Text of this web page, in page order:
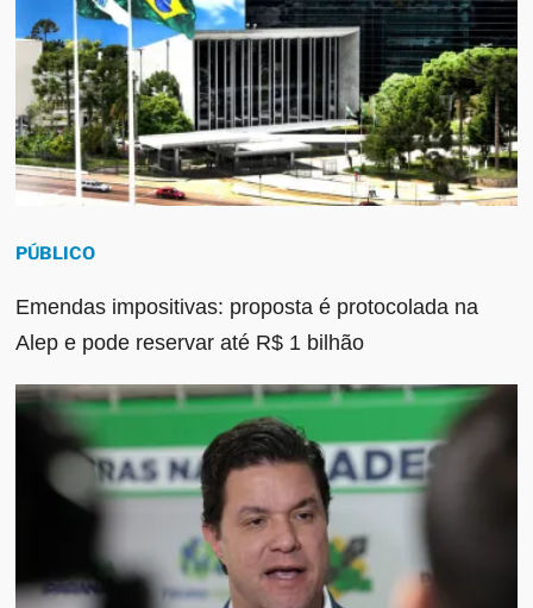
PÚBLICO
Emendas impositivas: proposta é protocolada na
Alep e pode reservar até R$ 1 bilhão